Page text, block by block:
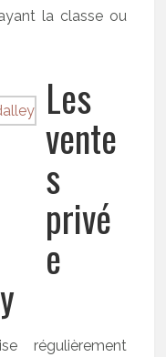
la classe ou
Les
vente
s
privé
e
régulièrement